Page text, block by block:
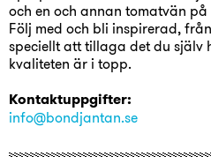
och en och annan tomatvän
Följ med och bli inspirerad,
speciellt att tillaga det du själv
kvaliteten är i topp.
Kontaktuppgifter:
info@bondjantan.se